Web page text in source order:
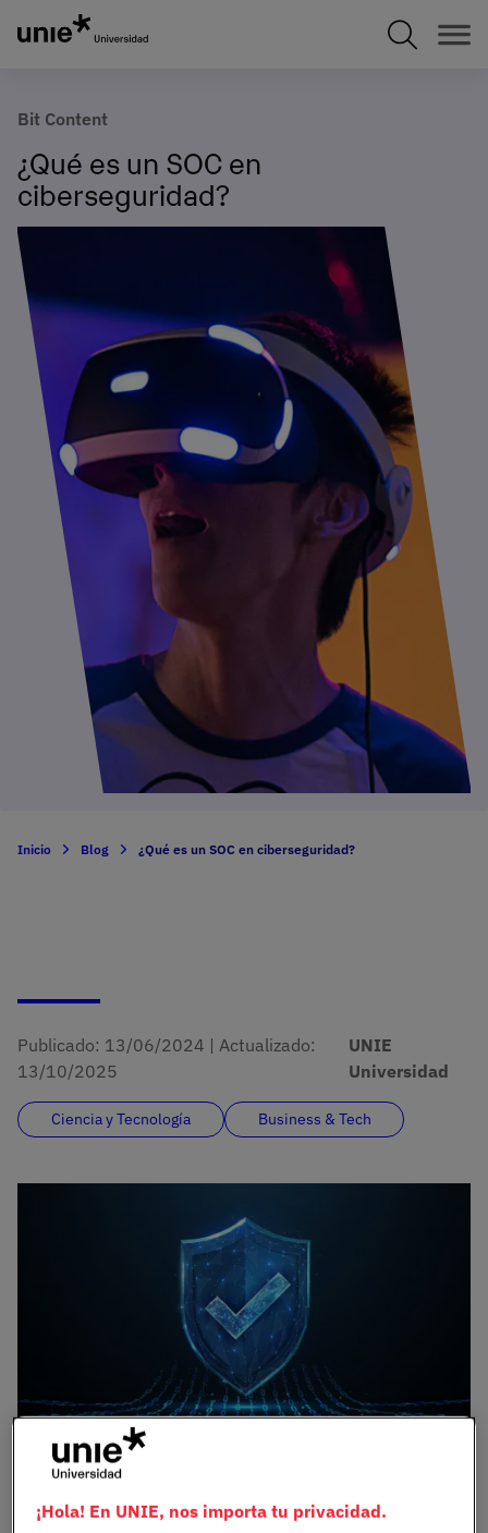
Bit Content
¿Qué es un SOC en
ciberseguridad?
Inicio Blog ¿Qué es un SOC en ciberseguridad?
Publicado: 13/06/2024 | Actualizado:
13/10/2025
UNIE
Universidad
Ciencia y Tecnología Business & Tech
¡Hola! En UNIE, nos importa tu privacidad.